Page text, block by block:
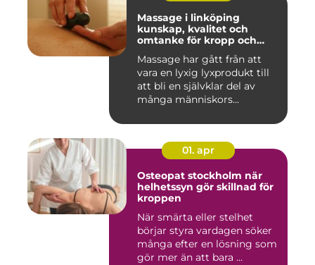
Massage i linköping
kunskap, kvalitet och
omtanke för kropp och
Massage har gått från att
vara en lyxig lyxprodukt till
att bli en självklar del av
många människors...
01. apr
Osteopat stockholm när
helhetssyn gör skillnad för
kroppen
När smärta eller stelhet
börjar styra vardagen söker
många efter en lösning som
gör mer än att bara ...